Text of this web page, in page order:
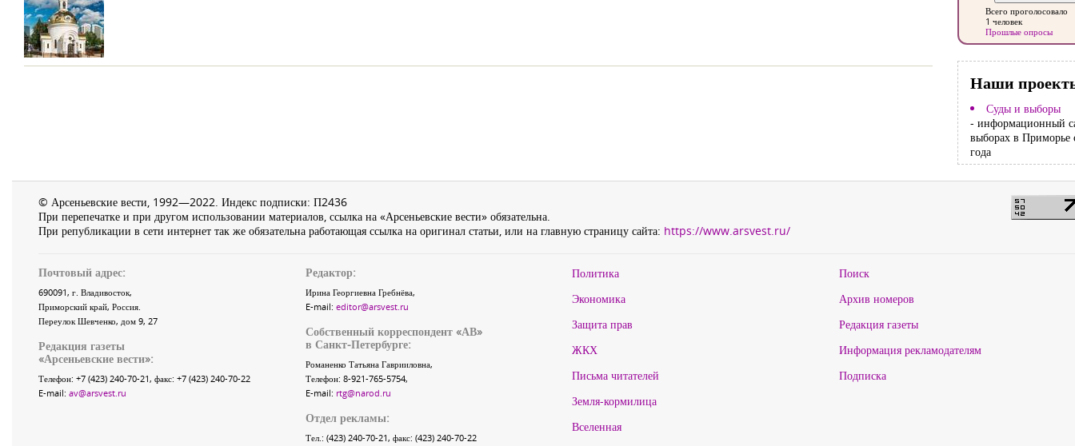
Всего проголосовало
1 человек
Прошлые опросы
Наши
Суды и выборы
- информационный
выборах в Приморье
года
© Арсеньевские вести, 1992—2022. Индекс подписки: П2436
При перепечатке и при другом использовании материалов, ссылка на «Арсеньевские вести» обязательна.
При републикации в сети интернет так же обязательна работающая ссылка на оригинал статьи, или на главную страницу сайта: https://www.arsvest.ru/
Почтовый адрес:
690091, г. Владивосток,
Приморский край, Россия.
Переулок Шевченко, дом 9, 27
Редакция газеты
«Арсеньевские вести»:
Телефон: +7 (423) 240-70-21, факс: +7 (423) 240-70-22
E-mail: av@arsvest.ru
Редактор:
Ирина Георгиевна Гребнёва,
E-mail: editor@arsvest.ru
Собственный корреспондент «АВ»
в Санкт-Петербурге:
Романенко Татьяна Гаврииловна,
Телефон: 8-921-765-5754,
E-mail: rtg@narod.ru
Отдел рекламы:
Тел.: (423) 240-70-21, факс: (423) 240-70-22
Политика
Экономика
Защита прав
ЖКХ
Письма читателей
Земля-кормилица
Вселенная
Поиск
Архив номеров
Редакция газеты
Информация рекламодателям
Подписка